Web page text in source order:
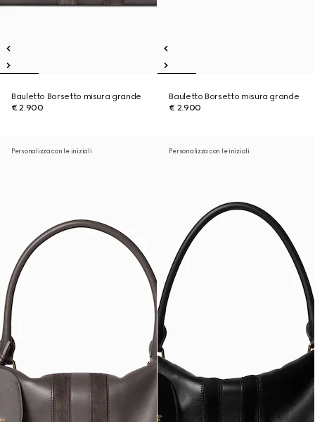
Bauletto Borsetto misura grande
€ 2.900
Bauletto Borsetto misura grande
€ 2.900
Personalizza con le iniziali Personalizza con le iniziali